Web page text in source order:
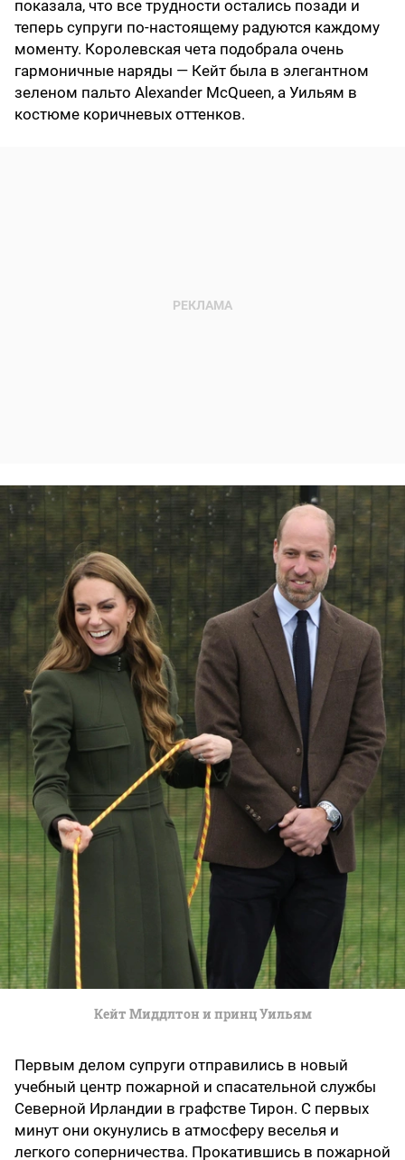
показала, что все трудности остались позади и
теперь супруги по-настоящему радуются каждому
моменту. Королевская чета подобрала очень
гармоничные наряды — Кейт была в элегантном
зеленом пальто Alexander McQueen, а Уильям в
костюме коричневых оттенков.
Кейт Миддлтон и принц Уильям
Первым делом супруги отправились в новый
учебный центр пожарной и спасательной службы
Северной Ирландии в графстве Тирон. С первых
минут они окунулись в атмосферу веселья и
легкого соперничества. Прокатившись в пожарной